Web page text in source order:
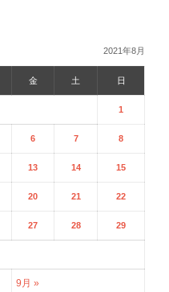
2021年8月
金 土 日
9月 »
1
6 7 8
13 14 15
20 21 22
27 28 29